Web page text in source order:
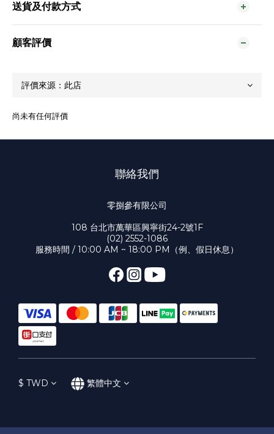
送貨及付款方式
顧客評價
尚未有任何評價
聯絡我們
零捌參有限公司
108 台北市萬華區興寧街24-2號1F
(02) 2552-1086
服務時間 / 10:00 AM ~ 18:00 PM（例、假日休息）
$ TWD 繁體中文